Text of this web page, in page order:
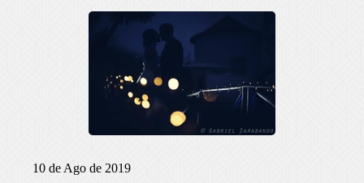
10 de Ago de 2019